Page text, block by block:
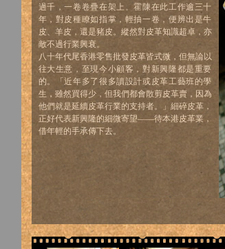
過千，一卷卷疊在架上。霍陳在此工作逾三十
年，對皮種瞭如指掌，輕抽一卷，便辨出是牛
皮、羊皮，還是豬皮。縱然對皮革知識超卓，亦
敵不過行業興衰。
八十年代尾香港零售批發皮革皆式微，但無論以
往大生意，至現今小顧客，對新興隆都是重要
的。「近年多了很多讀設計或皮革工藝班的學
生，雖然買得少，但我們都會散剪皮革賣，因為
他們就是延續皮革行業的支持者。」細碎皮革，
正好代表新興隆的細微寄望——待本港皮革業，
借年輕的手承傳下去。